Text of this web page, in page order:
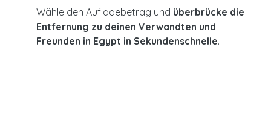
Wähle den Aufladebetrag und überbrücke die
Entfernung zu deinen Verwandten und
Freunden in Egypt in Sekundenschnelle.